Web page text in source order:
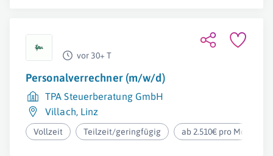
vor 30+ T
Personalverrechner (m/w/d)
TPA Steuerberatung GmbH
Villach, Linz
Vollzeit Teilzeit/geringfügig ab 2.510€ pro Monat